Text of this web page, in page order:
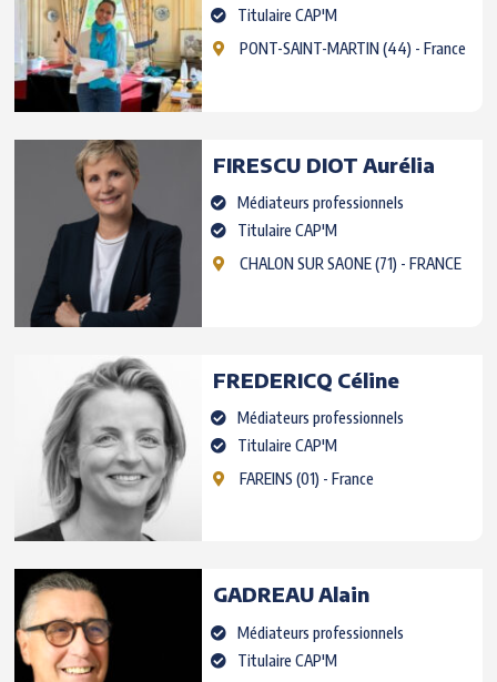
Titulaire CAP'M
PONT-SAINT-MARTIN(44) - France
FIRESCU DIOT Aurélia
Médiateurs professionnels
Titulaire CAP'M
CHALON SUR SAONE (71) - FRANCE
FREDERICQ Céline
Médiateurs professionnels
Titulaire CAP'M
FAREINS (01) - France
GADREAUAlain
Médiateurs professionnels
Titulaire CAP'M